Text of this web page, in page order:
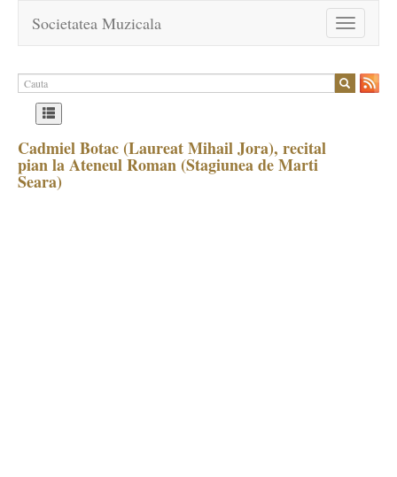
Toggle
navigation
Societatea Muzicala
Cadmiel Botac (Laureat Mihail Jora), recital
pian la Ateneul Roman (Stagiunea de Marti
Seara)